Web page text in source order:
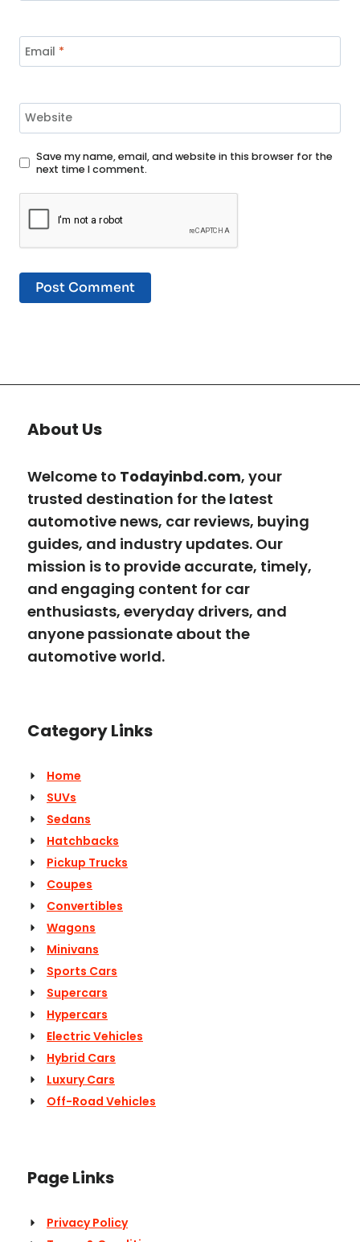
Email *
Website
Save my name, email, and website in this browser for the
next time I comment.
About Us
Welcome to Todayinbd.com, your
trusted destination for the latest
automotive news, car reviews, buying
guides, and industry updates. Our
mission is to provide accurate, timely,
and engaging content for car
enthusiasts, everyday drivers, and
anyone passionate about the
automotive world.
Category Links
Home
SUVs
Sedans
Hatchbacks
Pickup Trucks
Coupes
Convertibles
Wagons
Minivans
Sports Cars
Supercars
Hypercars
Electric Vehicles
Hybrid Cars
Luxury Cars
Off-Road Vehicles
Page Links
Privacy Policy